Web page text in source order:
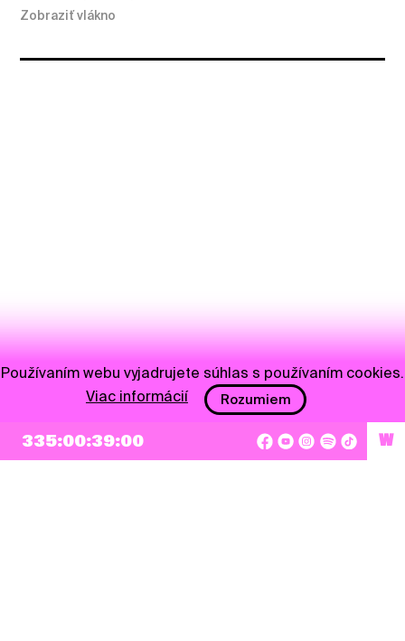
Zobraziť vlákno
335:00:39:00 W
Používaním webu vyjadrujete súhlas s používaním cookies.
Viac informácií
Rozumiem